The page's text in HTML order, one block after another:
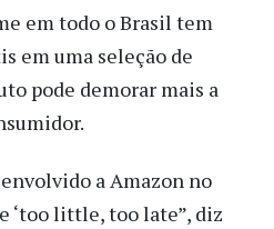
em todo o Brasil tem
em uma seleção de
pode demorar mais a
a Amazon no
‘too little, too late”, diz